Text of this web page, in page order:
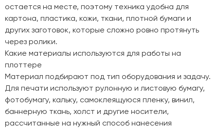
остается на месте, поэтому техника удобна для
картона, пластика, кожи, ткани, плотной бумаги и
других заготовок, которые сложно ровно протянуть
через ролики.
Какие материалы используются для работы на
плоттере
Материал подбирают под тип оборудования и задачу.
Для печати используют рулонную и листовую бумагу,
фотобумагу, кальку, самоклеящуюся пленку, винил,
баннерную ткань, холст и другие носители,
рассчитанные на нужный способ нанесения